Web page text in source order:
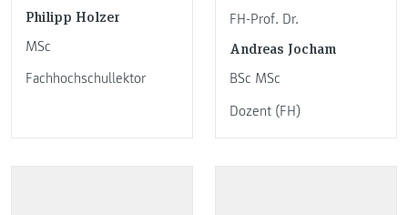
Philipp Holzer
MSc
Fachhochschullektor
FH-Prof. Dr.
Andreas Jocham
BSc MSc
Dozent (FH)